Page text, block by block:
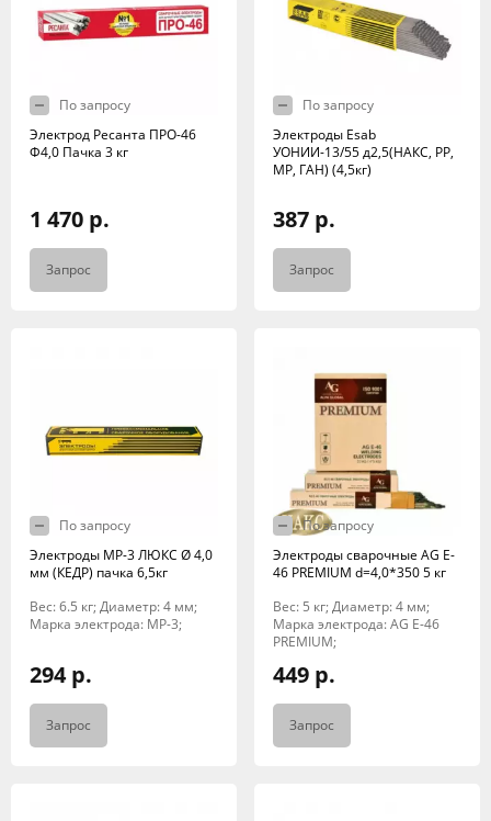
По запросу
Электрод Ресанта ПРО-46
Ф4,0 Пачка 3 кг
1 470 р.
Запрос
По запросу
Электроды Esab
УОНИИ-13/55 д2,5(НАКС, РР,
МР, ГАН) (4,5кг)
387 р.
Запрос
По запросу
Электроды МР-3 ЛЮКС Ø 4,0
мм (КЕДР) пачка 6,5кг
Вес: 6.5 кг; Диаметр: 4 мм;
Марка электрода: МР-3;
294 р.
Запрос
По запросу
Электроды сварочные AG E-
46 PREMIUM d=4,0*350 5 кг
Вес: 5 кг; Диаметр: 4 мм;
Марка электрода: AG E-46
PREMIUM;
449 р.
Запрос